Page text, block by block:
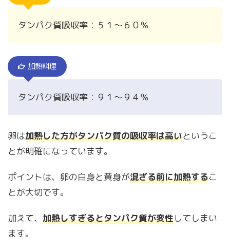
タンパク質吸収率：５１～６０％
加熱料理
タンパク質吸収率：９１～９４％
卵は加熱した方がタンパク質の吸収率は高いというこ
とが明確になっています。
ポイントは、卵の白身と黄身が混ざる前に加熱するこ
とが大切です。
加えて、 加熱しすぎるとタンパク質が変性してしまい
ます。